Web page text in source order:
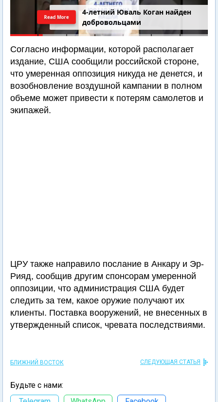
4-летний Юваль Коган найден
добровольцами
Read More
Согласно информации, которой располагает
издание, США сообщили российской стороне,
что умеренная оппозиция никуда не денется, и
возобновление воздушной кампании в полном
объеме может привести к потерям самолетов и
экипажей.
ЦРУ также направило послание в Анкару и Эр-
Рияд, сообщив другим спонсорам умеренной
оппозиции, что администрация США будет
следить за тем, какое оружие получают их
клиенты. Поставка вооружений, не внесенных в
утвержденный список, чревата последствиями.
БЛИЖНИЙ ВОСТОК СЛЕДУЮЩАЯ СТАТЬЯ
Будьте с нами: